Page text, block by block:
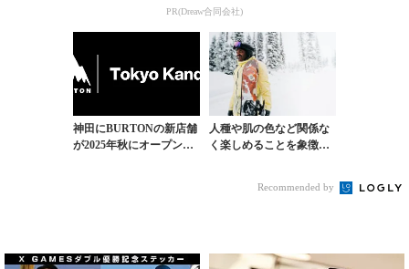
ってます。
PR(Dreaw合同会社)
神田にBURTONの新店舗
が2025年秋にオープン。
人種や肌の色など関係な
く楽しめることを象徴す
Recommended by